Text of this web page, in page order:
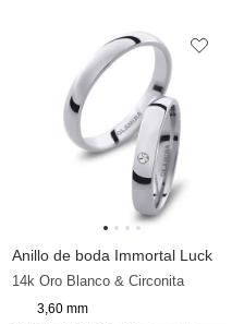
Anillo de boda Immortal Luck
14k Oro Blanco & Circonita
3,60 mm